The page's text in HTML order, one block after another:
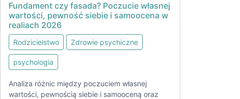
Fundament czy fasada? Poczucie własnej
wartości, pewność siebie i samoocena w
realiach 2026
Rodzicielstwo Zdrowie psychiczne
psychologia
Analiza różnic między poczuciem własnej
wartości, pewnością siebie i samooceną oraz